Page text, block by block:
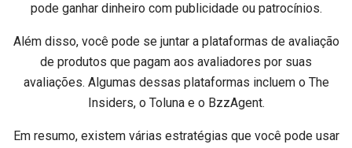
pode ganhar dinheiro com publicidade ou patrocínios.
Além disso, você pode se juntar a plataformas de avaliação
de produtos que pagam aos avaliadores por suas
avaliações. Algumas dessas plataformas incluem o The
Insiders, o Toluna e o BzzAgent.
Em resumo, existem várias estratégias que você pode usar